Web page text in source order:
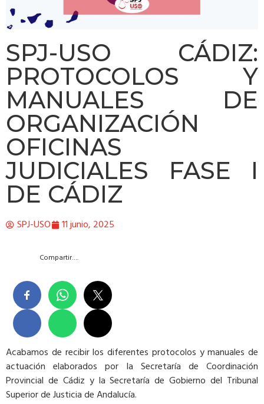
SPJ-USO CÁDIZ:
PROTOCOLOS Y
MANUALES DE
ORGANIZACIÓN
OFICINAS
JUDICIALES FASE I
DE CÁDIZ
SPJ-USO 11 junio, 2025
Compartir….
Acabamos de recibir los diferentes protocolos y manuales de
actuación elaborados por la Secretaría de Coordinación
Provincial de Cádiz y la Secretaría de Gobierno del Tribunal
Superior de Justicia de Andalucía.